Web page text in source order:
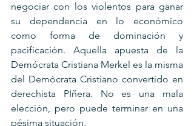
negociar con los violentos para ganar
su dependencia en lo económico
como forma de dominación y
pacificación. Aquella apuesta de la
Demócrata Cristiana Merkel es la misma
del Demócrata Cristiano convertido en
derechista PIñera. No es una mala
elección, pero puede terminar en una
pésima situación.